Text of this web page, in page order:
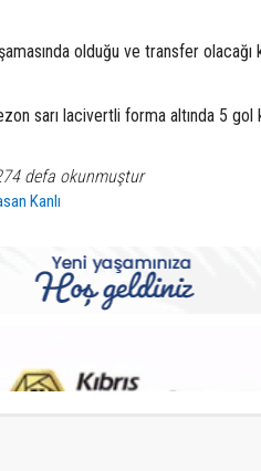
olduğu ve transfer
sarı lacivertli forma altında 5 gol
defa okunmuştur
Kanlı